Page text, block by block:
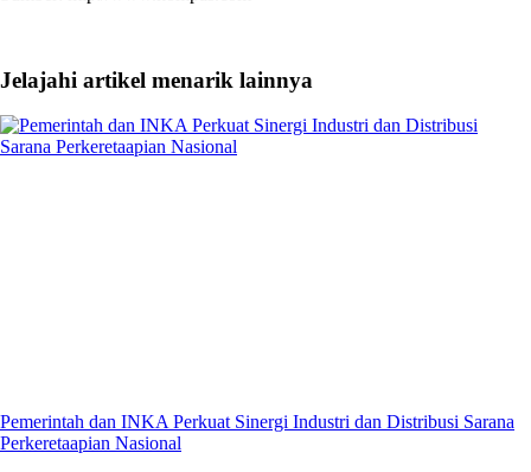
Jelajahi artikel menarik lainnya
Pemerintah dan INKA Perkuat Sinergi Industri dan Distribusi Sarana
Perkeretaapian Nasional